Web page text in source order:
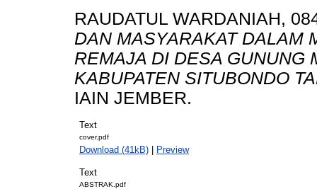
RAUDATUL WARDANIAH,
DAN MASYARAKAT DALAM
REMAJA DI DESA GUNUNG
KABUPATEN SITUBONDO
IAIN JEMBER.
Text
cover.pdf
Download (41kB) | Preview
Text
ABSTRAK.pdf